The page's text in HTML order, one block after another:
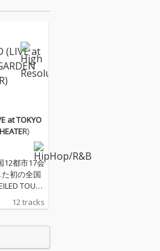
at TOKYO
12都市17会
初の全国
TOU
ナル公演
京ガーデン
12 tracks